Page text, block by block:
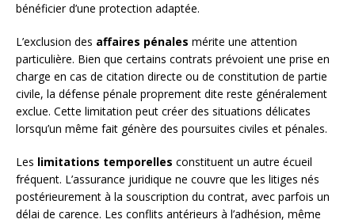
bénéficier d’une protection adaptée.
L’exclusion des affaires pénales mérite une attention
particulière. Bien que certains contrats prévoient une prise en
charge en cas de citation directe ou de constitution de partie
civile, la défense pénale proprement dite reste généralement
exclue. Cette limitation peut créer des situations délicates
lorsqu’un même fait génère des poursuites civiles et pénales.
Les limitations temporelles constituent un autre écueil
fréquent. L’assurance juridique ne couvre que les litiges nés
postérieurement à la souscription du contrat, avec parfois un
délai de carence. Les conflits antérieurs à l’adhésion, même